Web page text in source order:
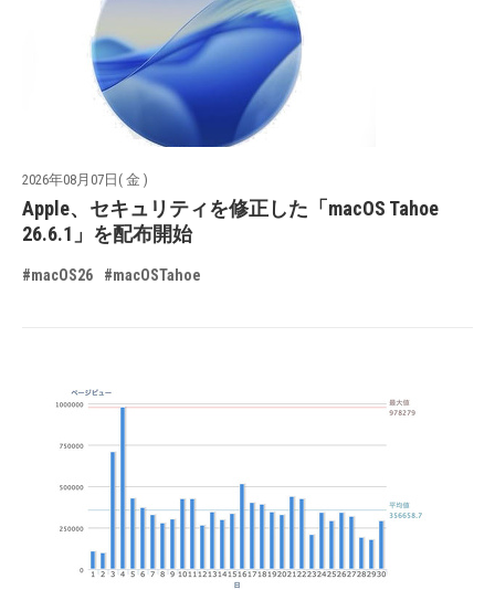
2026年08月07日( 金 )
Apple、セキュリティを修正した「macOS Tahoe
26.6.1」を配布開始
#macOS26 #macOSTahoe